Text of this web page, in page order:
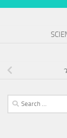
Search
for: